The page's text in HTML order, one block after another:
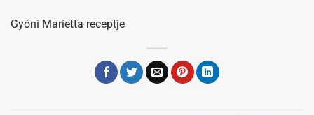
Gyóni Marietta receptje